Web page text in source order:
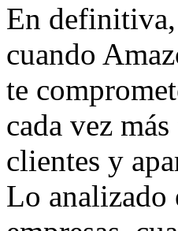
En definitiva,
cuando
te
cada vez
clientes y
Lo analizado